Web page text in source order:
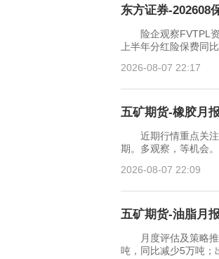
东方证券-202608
险企观察FVTPL资
上半年分红险保费同
2026-08-07 22:17
五矿期货-橡胶月
近期行情重点关注
期。多观察，等机会
2026-08-07 22:09
五矿期货-油脂月
月度评估及策略推
吨，同比减少5万吨；